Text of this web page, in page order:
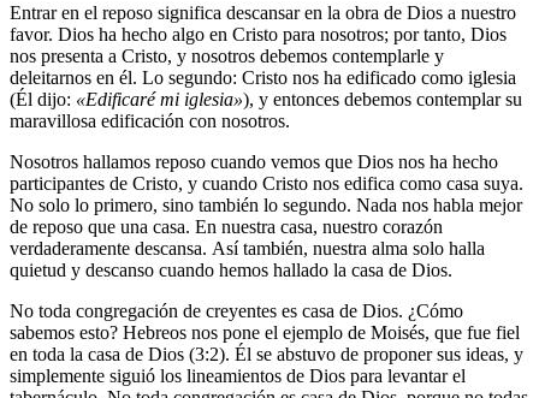
Entrar en el reposo significa descansar en la obra de Dios a nuestro
favor. Dios ha hecho algo en Cristo para nosotros; por tanto, Dios
nos presenta a Cristo, y nosotros debemos contemplarle y
deleitarnos en él. Lo segundo: Cristo nos ha edificado como iglesia
(Él dijo: «Edificaré mi iglesia»), y entonces debemos contemplar su
maravillosa edificación con nosotros.
Nosotros hallamos reposo cuando vemos que Dios nos ha hecho
participantes de Cristo, y cuando Cristo nos edifica como casa suya.
No solo lo primero, sino también lo segundo. Nada nos habla mejor
de reposo que una casa. En nuestra casa, nuestro corazón
verdaderamente descansa. Así también, nuestra alma solo halla
quietud y descanso cuando hemos hallado la casa de Dios.
No toda congregación de creyentes es casa de Dios. ¿Cómo
sabemos esto? Hebreos nos pone el ejemplo de Moisés, que fue fiel
en toda la casa de Dios (3:2). Él se abstuvo de proponer sus ideas, y
simplemente siguió los lineamientos de Dios para levantar el